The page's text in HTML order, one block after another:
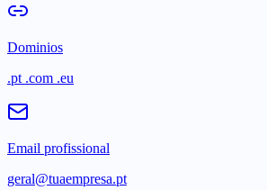
Dominios
.pt .com .eu
Email profissional
geral@tuaempresa.pt